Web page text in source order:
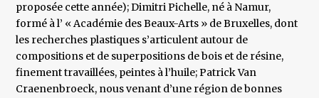
proposée cette année); Dimitri Pichelle, né à Namur,
formé à l’ « Académie des Beaux-Arts » de Bruxelles, dont
les recherches plastiques s’articulent autour de
compositions et de superpositions de bois et de résine,
finement travaillées, peintes à l’huile; Patrick Van
Craenenbroeck, nous venant d’une région de bonnes